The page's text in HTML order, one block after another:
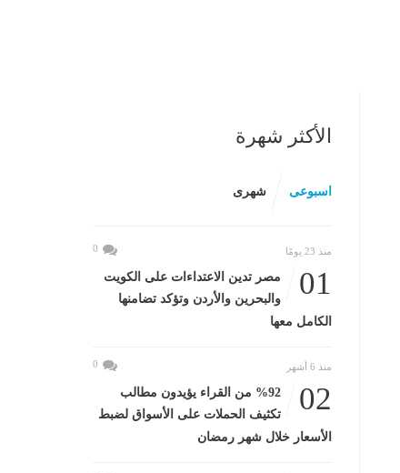
الأكثر شهرة
اسبوعى شهرى
منذ 23 يومًا 0
01
مصر تدين الاعتداءات على الكويت
والبحرين والأردن وتؤكد تضامنها
الكامل معها
منذ 6 أشهر 0
02
%92 من القراء يؤيدون مطالب
تكثيف الحملات على الأسواق لضبط
الأسعار خلال شهر رمضان